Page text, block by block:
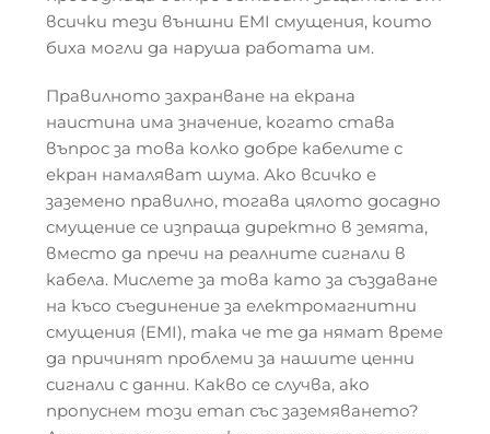
всички тези външни EMI смущения, които
биха могли да наруша работата им.
Правилното захранване на екрана
наистина има значение, когато става
въпрос за това колко добре кабелите с
екран намаляват шума. Ако всичко е
заземено правилно, тогава цялото досадно
смущение се изпраща директно в земята,
вместо да пречи на реалните сигнали в
кабела. Мислете за това като за създаване
на късо съединение за електромагнитни
смущения (EMI), така че те да нямат време
да причинят проблеми за нашите ценни
сигнали с данни. Какво се случва, ако
пропуснем този етап със заземяването?